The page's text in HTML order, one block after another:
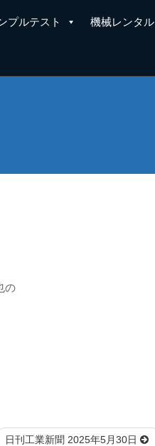
プルテスト 機械レンタル
の
日刊工業新聞 2025年5月30日